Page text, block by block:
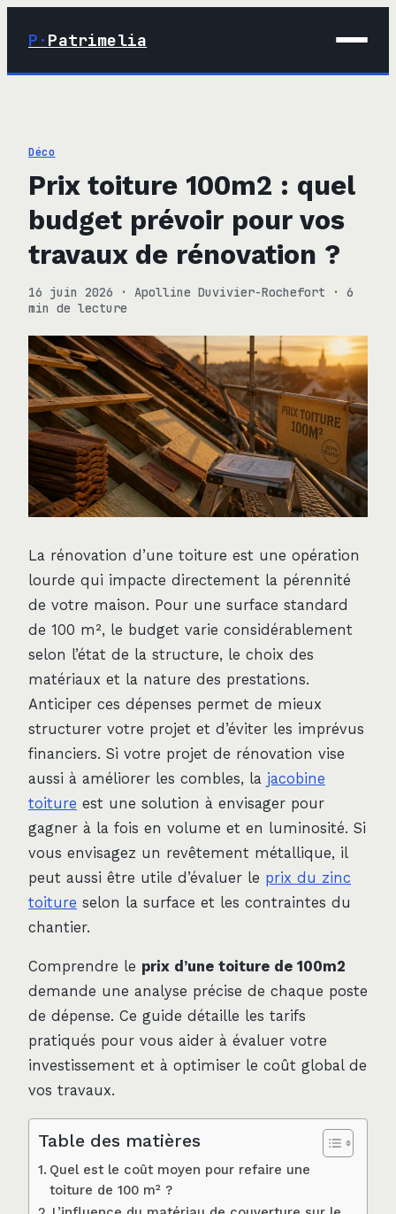
P· Patrimelia
03 · Immobilier
04 · Finance
Déco
Prix toiture 100m2 : quel
budget prévoir pour vos
travaux de rénovation ?
16 juin 2026 · Apolline Duvivier-Rochefort ·
6
min de lecture
La rénovation d’une toiture est une opération
lourde qui impacte directement la pérennité
de votre maison. Pour une surface standard
de 100 m², le budget varie considérablement
selon l’état de la structure, le choix des
matériaux et la nature des prestations.
Anticiper ces dépenses permet de mieux
structurer votre projet et d’éviter les imprévus
financiers. Si votre projet de rénovation vise
aussi à améliorer les combles, la jacobine
toiture est une solution à envisager pour
gagner à la fois en volume et en luminosité. Si
vous envisagez un revêtement métallique, il
peut aussi être utile d’évaluer le prix du zinc
toiture selon la surface et les contraintes du
chantier.
Comprendre le prix d’une toiture de 100m2
demande une analyse précise de chaque poste
de dépense. Ce guide détaille les tarifs
pratiqués pour vous aider à évaluer votre
investissement et à optimiser le coût global de
vos travaux.
Table des matières
Quel est le coût moyen pour refaire une
toiture de 100 m² ?